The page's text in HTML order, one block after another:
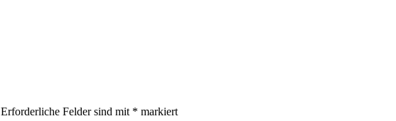
Erforderliche Felder sind mit * markiert